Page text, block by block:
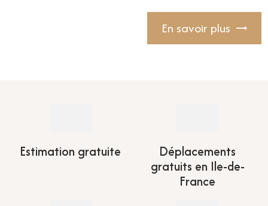
En savoir plus
Estimation gratuite
Déplacements
gratuits en Ile-de-
France